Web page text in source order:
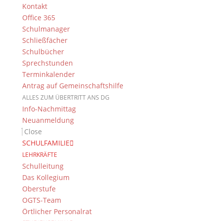
Kontakt
Office 365
Schulmanager
Schließfächer
Schulbücher
Sprechstunden
Terminkalender
Antrag auf Gemeinschaftshilfe
ALLES ZUM ÜBERTRITT ANS DG
Info-Nachmittag
Neuanmeldung
Close
SCHULFAMILIE
LEHRKRÄFTE
Schulleitung
Das Kollegium
Oberstufe
OGTS-Team
Örtlicher Personalrat
Suche
Newsarchiv
Newsarchiv
Das DG
Dientzenhofer-Gymnasium Bamberg
Feldkirchenstr. 20-22
96052 Bamberg